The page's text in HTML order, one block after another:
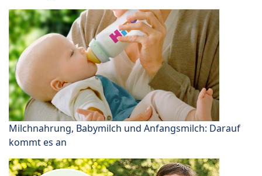
Milchnahrung, Babymilch und Anfangsmilch: Darauf
kommt es an